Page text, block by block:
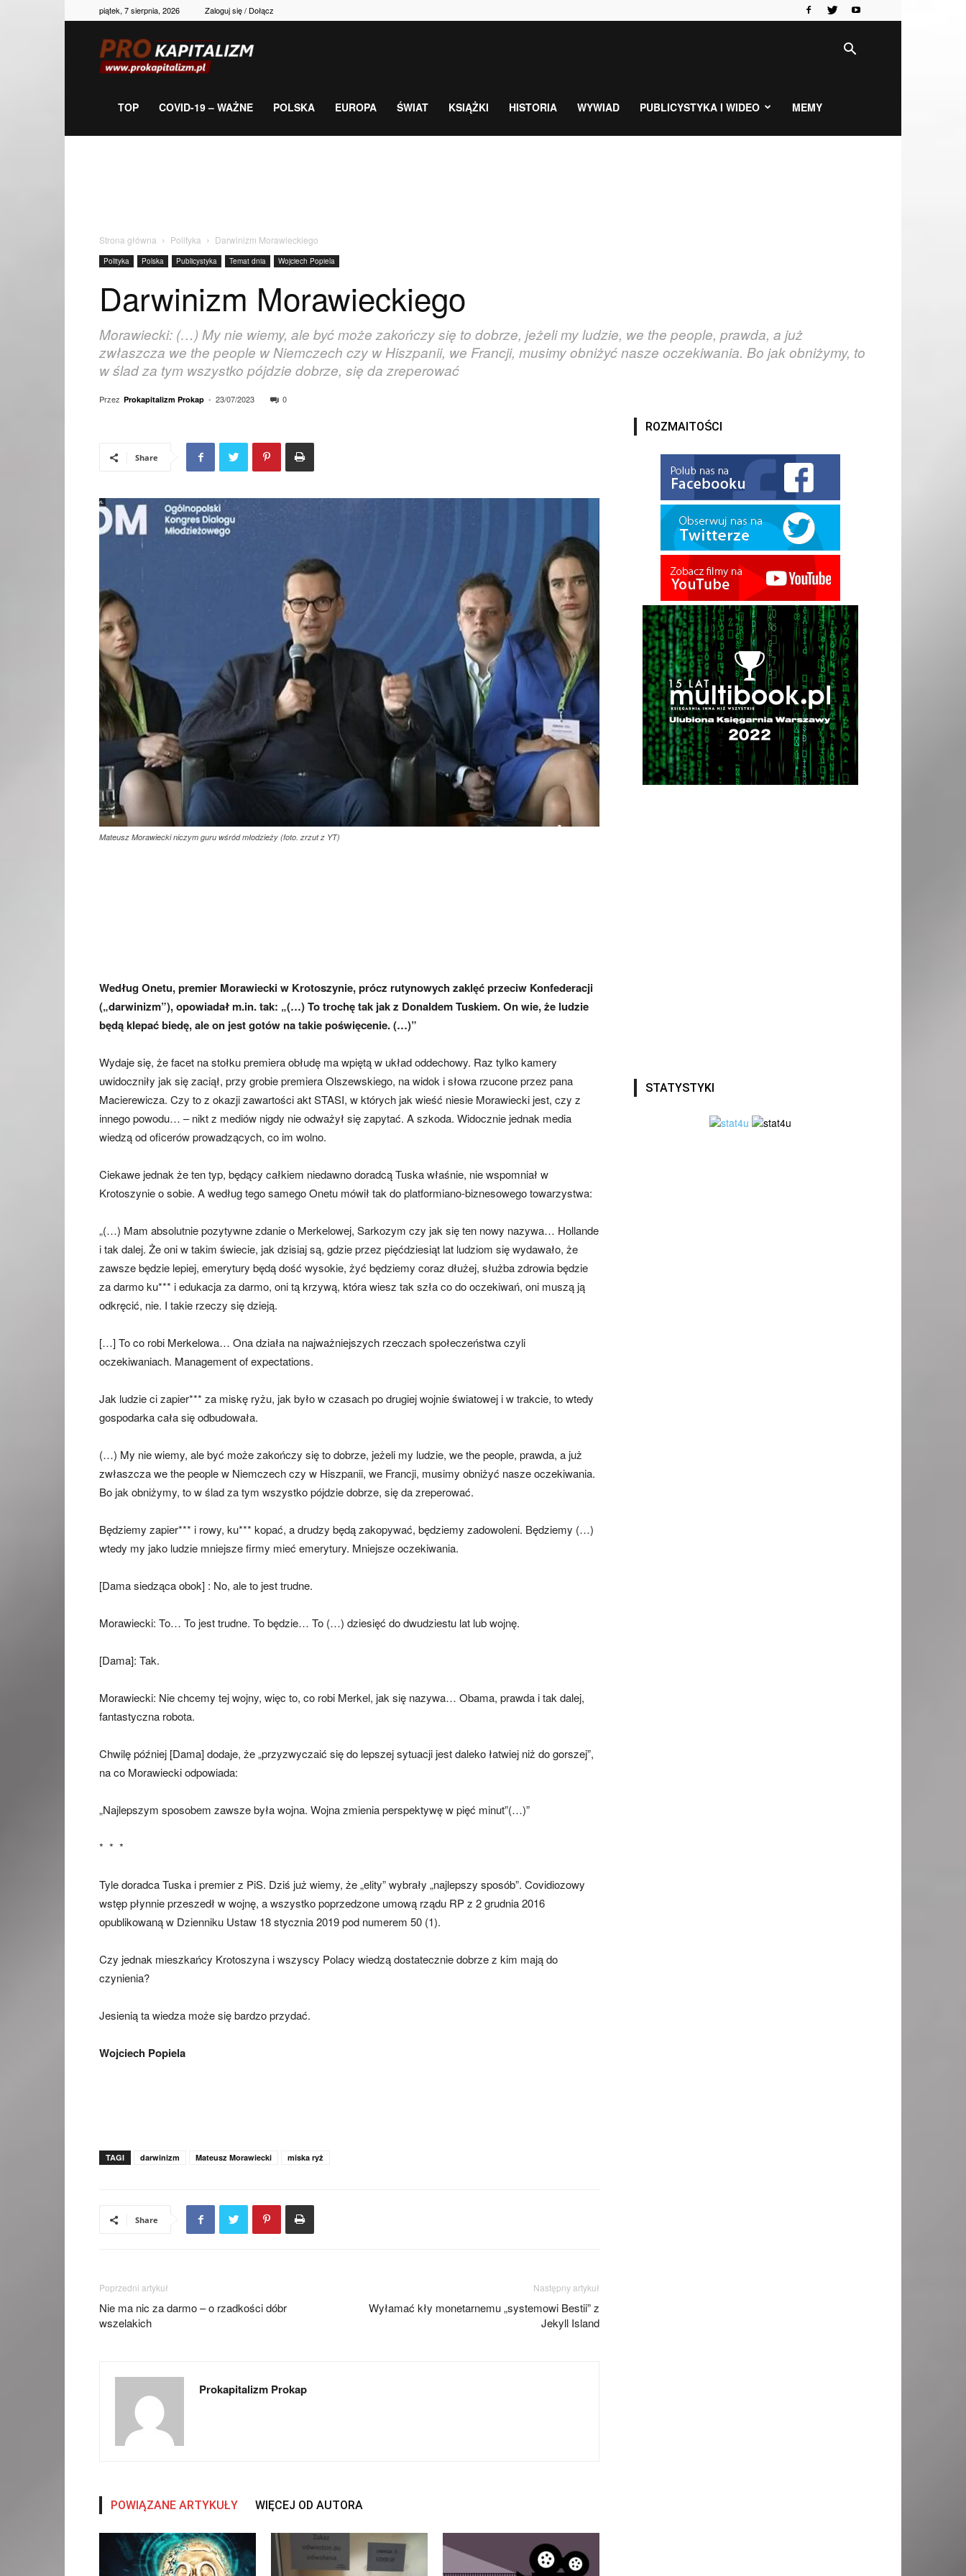
piątek, 7 sierpnia, 2026 Zaloguj się / Dołącz
gospodarka,
TOP COVID-19 – WAŻNE POLSKA EUROPA ŚWIAT KSIĄŻKI HISTORIA WYWIAD PUBLICYSTYKA I WIDEO MEMY
Strona główna Polityka Darwinizm Morawieckiego
Polityka Polska Publicystyka Temat dnia Wojciech Popiela
Darwinizm Morawieckiego
Morawiecki: (…) My nie wiemy, ale być może zakończy się to dobrze, jeżeli my ludzie, we the people, prawda, a już
zwłaszcza we the people w Niemczech czy w Hiszpanii, we Francji, musimy obniżyć nasze oczekiwania. Bo jak obniżymy, to
w ślad za tym wszystko pójdzie dobrze, się da zreperować
Przez Prokapitalizm Prokap - 23/07/2023 0
Share
Mateusz Morawiecki niczym guru wśród młodzieży (foto. zrzut z YT)
Według Onetu, premier Morawiecki w Krotoszynie, prócz rutynowych zaklęć przeciw Konfederacji
(„darwinizm”), opowiadał m.in. tak: „(…) To trochę tak jak z Donaldem Tuskiem. On wie, że ludzie
będą klepać biedę, ale on jest gotów na takie poświęcenie. (…)”
Wydaje się, że facet na stołku premiera obłudę ma wpiętą w układ oddechowy. Raz tylko kamery
uwidoczniły jak się zaciął, przy grobie premiera Olszewskiego, na widok i słowa rzucone przez pana
Macierewicza. Czy to z okazji zawartości akt STASI, w których jak wieść niesie Morawiecki jest, czy z
innego powodu… – nikt z mediów nigdy nie odważył się zapytać. A szkoda. Widocznie jednak media
wiedzą od oficerów prowadzących, co im wolno.
Ciekawe jednak że ten typ, będący całkiem niedawno doradcą Tuska właśnie, nie wspomniał w
Krotoszynie o sobie. A według tego samego Onetu mówił tak do platformiano-biznesowego towarzystwa:
„(…) Mam absolutnie pozytywne zdanie o Merkelowej, Sarkozym czy jak się ten nowy nazywa… Hollande
i tak dalej. Że oni w takim świecie, jak dzisiaj są, gdzie przez pięćdziesiąt lat ludziom się wydawało, że
zawsze będzie lepiej, emerytury będą dość wysokie, żyć będziemy coraz dłużej, służba zdrowia będzie
za darmo ku*** i edukacja za darmo, oni tą krzywą, która wiesz tak szła co do oczekiwań, oni muszą ją
odkręcić, nie. I takie rzeczy się dzieją.
[…] To co robi Merkelowa… Ona działa na najważniejszych rzeczach społeczeństwa czyli
oczekiwaniach. Management of expectations.
Jak ludzie ci zapier*** za miskę ryżu, jak było w czasach po drugiej wojnie światowej i w trakcie, to wtedy
gospodarka cała się odbudowała.
(…) My nie wiemy, ale być może zakończy się to dobrze, jeżeli my ludzie, we the people, prawda, a już
zwłaszcza we the people w Niemczech czy w Hiszpanii, we Francji, musimy obniżyć nasze oczekiwania.
Bo jak obniżymy, to w ślad za tym wszystko pójdzie dobrze, się da zreperować.
Będziemy zapier*** i rowy, ku*** kopać, a drudzy będą zakopywać, będziemy zadowoleni. Będziemy (…)
wtedy my jako ludzie mniejsze firmy mieć emerytury. Mniejsze oczekiwania.
[Dama siedząca obok] : No, ale to jest trudne.
Morawiecki: To… To jest trudne. To będzie… To (…) dziesięć do dwudziestu lat lub wojnę.
[Dama]: Tak.
Morawiecki: Nie chcemy tej wojny, więc to, co robi Merkel, jak się nazywa… Obama, prawda i tak dalej,
fantastyczna robota.
Chwilę później [Dama] dodaje, że „przyzwyczaić się do lepszej sytuacji jest daleko łatwiej niż do gorszej”,
na co Morawiecki odpowiada:
„Najlepszym sposobem zawsze była wojna. Wojna zmienia perspektywę w pięć minut”(…)”
* * *
Tyle doradca Tuska i premier z PiS. Dziś już wiemy, że „elity” wybrały „najlepszy sposób”. Covidiozowy
wstęp płynnie przeszedł w wojnę, a wszystko poprzedzone umową rządu RP z 2 grudnia 2016
opublikowaną w Dzienniku Ustaw 18 stycznia 2019 pod numerem 50 (1).
Czy jednak mieszkańcy Krotoszyna i wszyscy Polacy wiedzą dostatecznie dobrze z kim mają do
czynienia?
Jesienią ta wiedza może się bardzo przydać.
Wojciech Popiela
TAGI darwinizm Mateusz Morawiecki miska ryż
Share
Poprzedni artykuł
Nie ma nic za darmo – o rzadkości dóbr
wszelakich
Następny artykuł
Wyłamać kły monetarnemu „systemowi Bestii” z
Jekyll Island
Prokapitalizm Prokap
POWIĄZANE ARTYKUŁY WIĘCEJ OD AUTORA
ROZMAITOŚCI
STATYSTYKI